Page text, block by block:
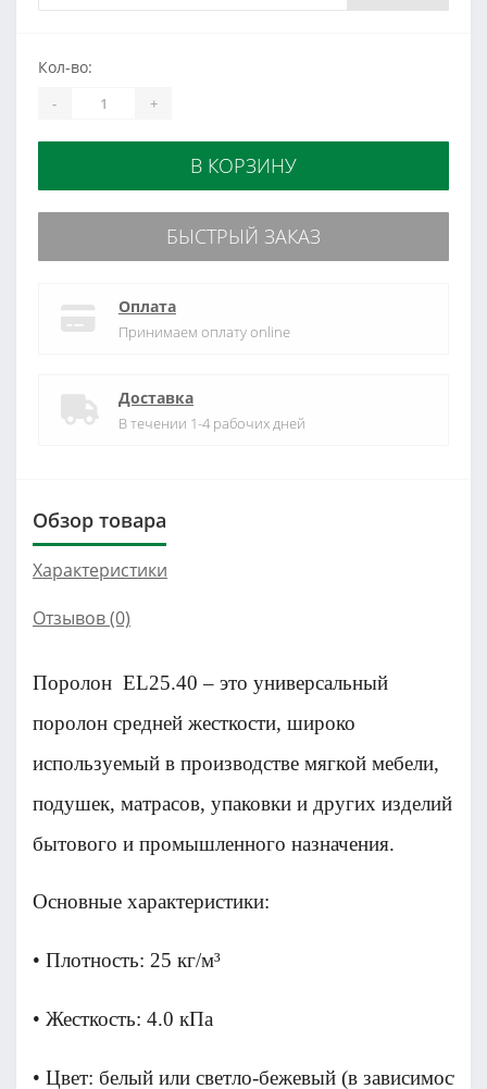
Кол-во:
- +
В КОРЗИНУ
БЫСТРЫЙ ЗАКАЗ
Оплата
Принимаем оплату online
Доставка
В течении 1-4 рабочих дней
Обзор товара
Характеристики
Отзывов (0)
Поролон EL25.40 – это универсальный
поролон средней жесткости, широко
используемый в производстве мягкой мебели,
подушек, матрасов, упаковки и других изделий
бытового и промышленного назначения.
Основные характеристики:
• Плотность: 25 кг/м³
• Жесткость: 4.0 кПа
• Цвет: белый или светло-бежевый (в зависимости